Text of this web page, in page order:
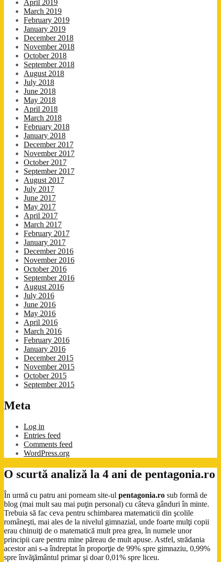
April 2019
March 2019
February 2019
January 2019
December 2018
November 2018
October 2018
September 2018
August 2018
July 2018
June 2018
May 2018
April 2018
March 2018
February 2018
January 2018
December 2017
November 2017
October 2017
September 2017
August 2017
July 2017
June 2017
May 2017
April 2017
March 2017
February 2017
January 2017
December 2016
November 2016
October 2016
September 2016
August 2016
July 2016
June 2016
May 2016
April 2016
March 2016
February 2016
January 2016
December 2015
November 2015
October 2015
September 2015
Meta
Log in
Entries feed
Comments feed
WordPress.org
O scurtă analiză la 4 ani de pentagonia.ro
În urmă cu patru ani porneam site-ul pentagonia.ro sub formă de
blog (mai mult sau mai puţin personal) cu câteva gânduri în minte.
Trebuia să fac ceva pentru schimbarea matematicii din şcolile
româneşti, mai ales de la nivelul gimnazial, unde foarte mulţi copii
erau chinuiţi de o matematică mult prea grea, în numele unor
principii care pentru mine păreau de mult apuse. Astfel, strădania
acestor ani s-a îndreptat în proporţie de 99% spre gimnaziu, 0,99%
spre învăţământul primar şi doar 0,01% spre liceu.